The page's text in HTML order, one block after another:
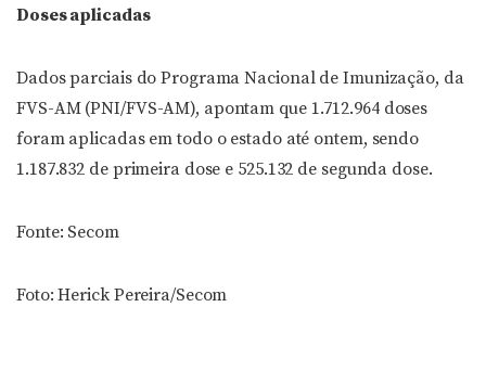
Doses aplicadas
Dados parciais do Programa Nacional de Imunização, da
FVS-AM (PNI/FVS-AM), apontam que 1.712.964 doses
foram aplicadas em todo o estado até ontem, sendo
1.187.832 de primeira dose e 525.132 de segunda dose.
Fonte: Secom
Foto: Herick Pereira/Secom